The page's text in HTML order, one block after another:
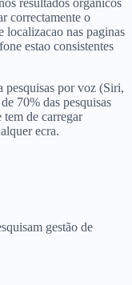
correctamente o
nas paginas
estao consistentes
pesquisas por voz (Siri,
70% das pesquisas
de carregar
ecra.
gestão de